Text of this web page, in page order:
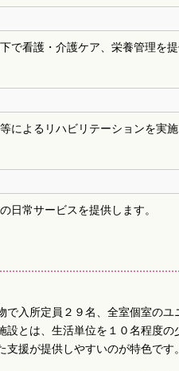
で看護・介護ケア、栄養管理を
によるリハビリテーションを実
日常サービスを提供します。
で入所定員２９名、全室個室の
設とは、生活単位を１０名程度
支援が提供しやすいのが特色です